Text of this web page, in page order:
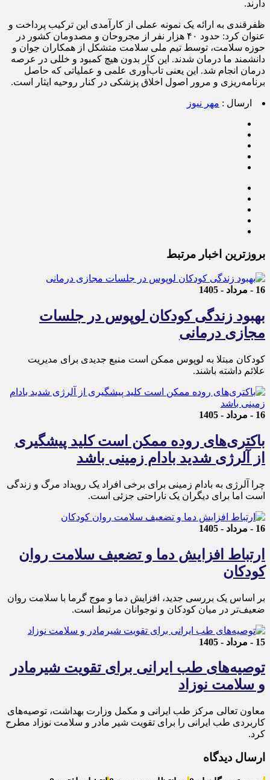
دارند.
ظفرقندی به ارائه یک نمونه عملی از کارآمدی این ترکیب پرداخت و
عنوان کرد: حدود ۴۰ هزار نفر از مجروحان و مصدومان کشور در
حوزه سلامت، توسط تیم ملی سلامت متشکل از همکاران جوان و
دانشمند ما درمان شدند. این کار بدون هیچ کمبود و خللی در عرصه
درمان انجام شد. این یعنی تاب‌آوری علمی و عملیاتی که حاصل
برنامه‌ریزی و مرور اصول اخلاق پزشکی در کنار روحیه ایثار است.
ارسال : مهر نیوز
بروزترین اخبار مرتبط
16 - مرداد - 1405
بهبود زندگی کودکان لوپوس در جلسات
مجازی درمانی
کودکان مبتلا به لوپوس ممکن است منبع جدیدی برای مدیریت
علائم داشته باشند.
16 - مرداد - 1405
باکتری‌های روده ممکن است کلید پیشگیری
از آلرژی شدید بادام زمینی باشد
چرا آلرژی به بادام زمینی برای برخی افراد یک رویداد مرگ و زندگی
است اما برای دیگران یک ناراحتی جزئی است.
16 - مرداد - 1405
ارتباط افزایش دما و تضعیف سلامت روان
کودکان
بر اساس یک بررسی جدید، افزایش دما و موج گرما با سلامت روان
ضعیف‌تر در میان کودکان و نوجوانان مرتبط است.
15 - مرداد - 1405
توصیه‌های طب ایرانی برای تقویت شیرمادر
و سلامت نوزاد
معاون تعالی مرکز طب ایرانی و مکمل وزارت بهداشت، توصیه‌های
کاربردی طب ایرانی را برای تقویت شیر مادر و سلامت نوزاد مطرح
کرد.
ارسال دیدگاه